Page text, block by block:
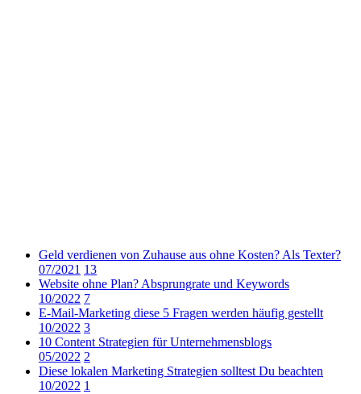
Geld verdienen von Zuhause aus ohne Kosten? Als Texter?
07/2021 13
Website ohne Plan? Absprungrate und Keywords
10/2022 7
E-Mail-Marketing diese 5 Fragen werden häufig gestellt
10/2022 3
10 Content Strategien für Unternehmensblogs
05/2022 2
Diese lokalen Marketing Strategien solltest Du beachten
10/2022 1